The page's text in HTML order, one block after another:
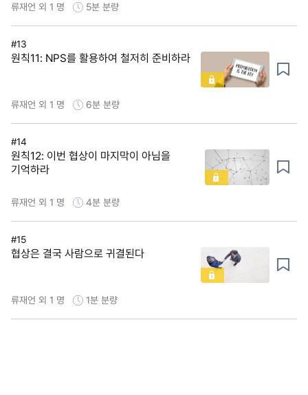
류재언 외 1 명 5분 분량
#13
원칙11: NPS를 활용하여 철저히 준비하라
류재언 외 1 명 6분 분량
#14
원칙12: 이번 협상이 마지막이 아님을
기억하라
류재언 외 1 명 4분 분량
#15
협상은 결국 사람으로 귀결된다
류재언 외 1 명 1분 분량